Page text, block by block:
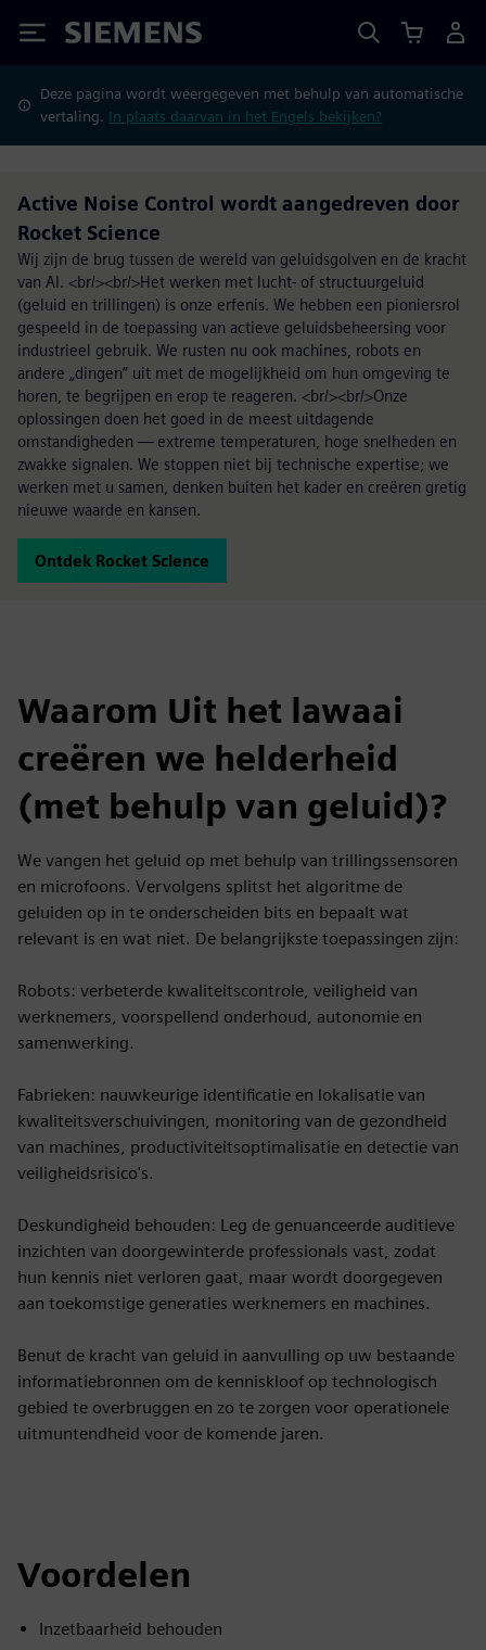
Siemens
Deze pagina wordt weergegeven met behulp van automatische
vertaling. In plaats daarvan in het Engels bekijken?
Active Noise Control wordt aangedreven door
Rocket Science
Wij zijn de brug tussen de wereld van geluidsgolven en de kracht
van AI. <br/><br/>Het werken met lucht- of structuurgeluid
(geluid en trillingen) is onze erfenis. We hebben een pioniersrol
gespeeld in de toepassing van actieve geluidsbeheersing voor
industrieel gebruik. We rusten nu ook machines, robots en
andere „dingen” uit met de mogelijkheid om hun omgeving te
horen, te begrijpen en erop te reageren. <br/><br/>Onze
oplossingen doen het goed in de meest uitdagende
omstandigheden — extreme temperaturen, hoge snelheden en
zwakke signalen. We stoppen niet bij technische expertise; we
werken met u samen, denken buiten het kader en creëren gretig
nieuwe waarde en kansen.
Ontdek Rocket Science
Waarom Uit het lawaai
creëren we helderheid
(met behulp van geluid)?
We vangen het geluid op met behulp van trillingssensoren
en microfoons. Vervolgens splitst het algoritme de
geluiden op in te onderscheiden bits en bepaalt wat
relevant is en wat niet. De belangrijkste toepassingen zijn:
Robots: verbeterde kwaliteitscontrole, veiligheid van
werknemers, voorspellend onderhoud, autonomie en
samenwerking.
Fabrieken: nauwkeurige identificatie en lokalisatie van
kwaliteitsverschuivingen, monitoring van de gezondheid
van machines, productiviteitsoptimalisatie en detectie van
veiligheidsrisico's.
Deskundigheid behouden: Leg de genuanceerde auditieve
inzichten van doorgewinterde professionals vast, zodat
hun kennis niet verloren gaat, maar wordt doorgegeven
aan toekomstige generaties werknemers en machines.
Benut de kracht van geluid in aanvulling op uw bestaande
informatiebronnen om de kenniskloof op technologisch
gebied te overbruggen en zo te zorgen voor operationele
uitmuntendheid voor de komende jaren.
Voordelen
Inzetbaarheid behouden